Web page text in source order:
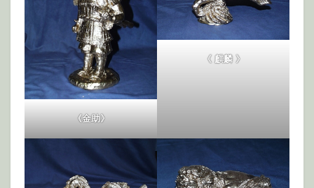
《金助》
《 麒麟 》